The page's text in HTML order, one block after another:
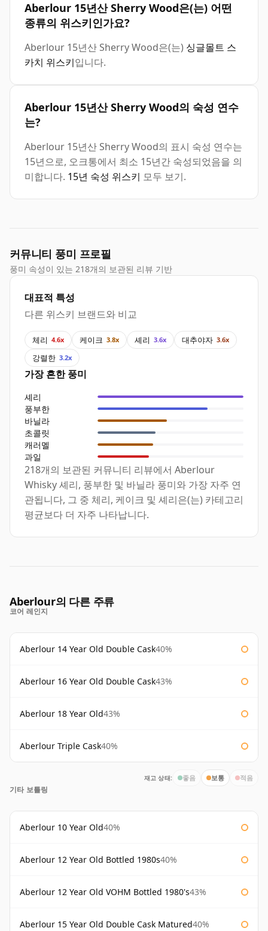
Aberlour 15년산 Sherry Wood은(는) 어떤
종류의 위스키인가요?
Aberlour 15년산 Sherry Wood은(는) 싱글몰트 스
카치 위스키입니다.
Aberlour 15년산 Sherry Wood의 숙성 연수
는?
Aberlour 15년산 Sherry Wood의 표시 숙성 연수는
15년으로, 오크통에서 최소 15년간 숙성되었음을 의
미합니다. 15년 숙성 위스키 모두 보기.
커뮤니티 풍미 프로필
풍미 속성이 있는 218개의 보관된 리뷰 기반
대표적 특성
다른 위스키 브랜드와 비교
체리 4.6x 케이크 3.8x 셰리 3.6x 대추야자 3.6x
강렬한 3.2x
가장 흔한 풍미
셰리
풍부한
바닐라
초콜릿
캐러멜
과일
218개의 보관된 커뮤니티 리뷰에서 Aberlour
Whisky 셰리, 풍부한 및 바닐라 풍미와 가장 자주 연
관됩니다, 그 중 체리, 케이크 및 셰리은(는) 카테고리
평균보다 더 자주 나타납니다.
Aberlour의 다른 주류
코어 레인지
Aberlour 14 Year Old Double Cask40%
Aberlour 16 Year Old Double Cask43%
Aberlour 18 Year Old43%
Aberlour Triple Cask40%
재고 상태: 좋음 보통 적음
기타 보틀링
Aberlour 10 Year Old40%
Aberlour 12 Year Old Bottled 1980s40%
Aberlour 12 Year Old VOHM Bottled 1980's43%
Aberlour 15 Year Old Double Cask Matured40%